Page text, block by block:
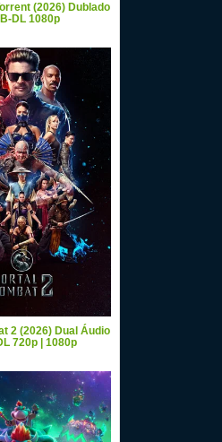
(2026) Dublado
DL 1080p
2 (2026) Dual Áudio
720p | 1080p